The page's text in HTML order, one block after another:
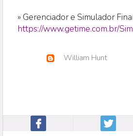
» Gerenciador e Simulador
https://www.getime.com.br/
William Hunt